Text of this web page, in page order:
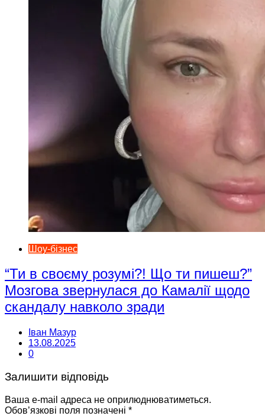
Шоу-бізнес
“Ти в своєму розумі?! Що ти пишеш?”
Мозгова звернулася до Камалії щодо
скандалу навколо зради
Іван Мазур
13.08.2025
0
Залишити відповідь
Ваша e-mail адреса не оприлюднюватиметься.
Обов’язкові поля позначені *